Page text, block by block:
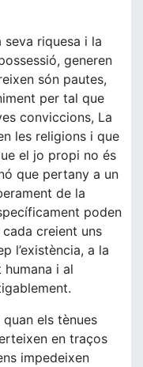
seva riquesa i la
generen
són pautes,
per tal que
conviccions, La
les religions i que
el jo propi no és
que pertany a un
de la
poden
creient uns
l’existència, a la
i al
els tènues
en traços
impedeixen